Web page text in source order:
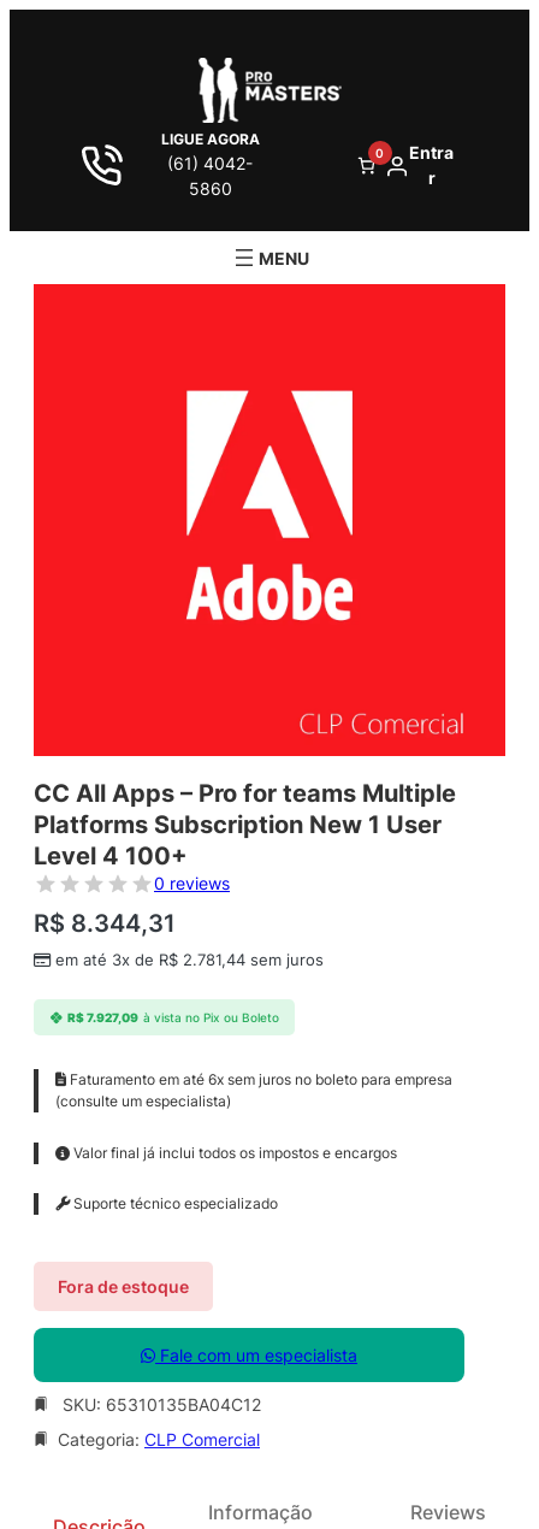
LIGUE AGORA
(61) 4042-
5860
0
Entra
r
CC All Apps – Pro for teams Multiple
Platforms Subscription New 1 User
Level 4 100+
0 reviews
R$ 8.344,31
em até 3x de R$ 2.781,44 sem juros
R$7.927,09 à vista no Pix ou Boleto
Faturamento em até 6x sem juros no boleto para empresa
(consulte um especialista)
Valor final já inclui todos os impostos e encargos
Suporte técnico especializado
Fora de estoque
Fale com um especialista
SKU: 65310135BA04C12
Categoria: CLP Comercial
Informação
Reviews